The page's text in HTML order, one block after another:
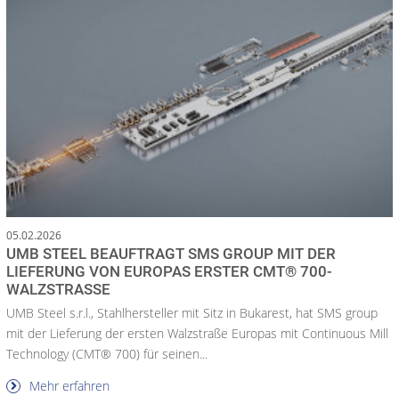
05.02.2026
UMB STEEL BEAUFTRAGT SMS GROUP MIT DER
LIEFERUNG VON EUROPAS ERSTER CMT® 700-
WALZSTRASSE
UMB Steel s.r.l., Stahlhersteller mit Sitz in Bukarest, hat SMS group
mit der Lieferung der ersten Walzstraße Europas mit Continuous Mill
Technology (CMT® 700) für seinen...
Mehr erfahren